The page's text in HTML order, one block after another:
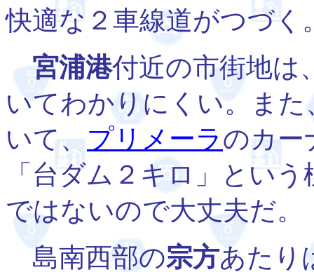
快適な２車線道がつづく
宮浦港付近の市街地は
いてわかりにくい。ま
いて、プリメーラのカー
「台ダム２キロ」とい
ではないので大丈夫だ。
島南西部の宗方あたり